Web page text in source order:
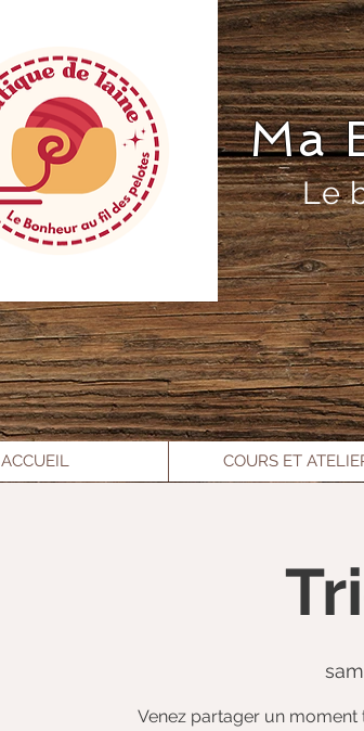
Ma
Le
ACCUEIL COURS ET
Venez partager un